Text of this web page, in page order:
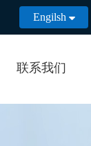
Engilsh 
联系我们